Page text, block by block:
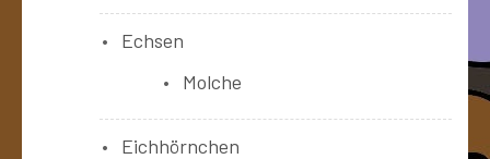
Echsen
Molche
Eichhörnchen